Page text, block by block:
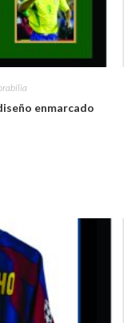
enmarcado